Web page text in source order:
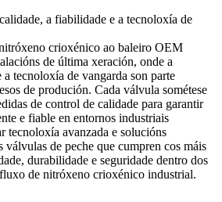
a fiabilidade e a tecnoloxía de
crioxénico ao baleiro OEM
de última xeración, onde a
tecnoloxía de vangarda son parte
de produción. Cada válvula sométese
de control de calidade para garantir
e fiable en entornos industriais
tecnoloxía avanzada e solucións
válvulas de peche que cumpren cos máis
durabilidade e seguridade dentro dos
de nitróxeno crioxénico industrial.